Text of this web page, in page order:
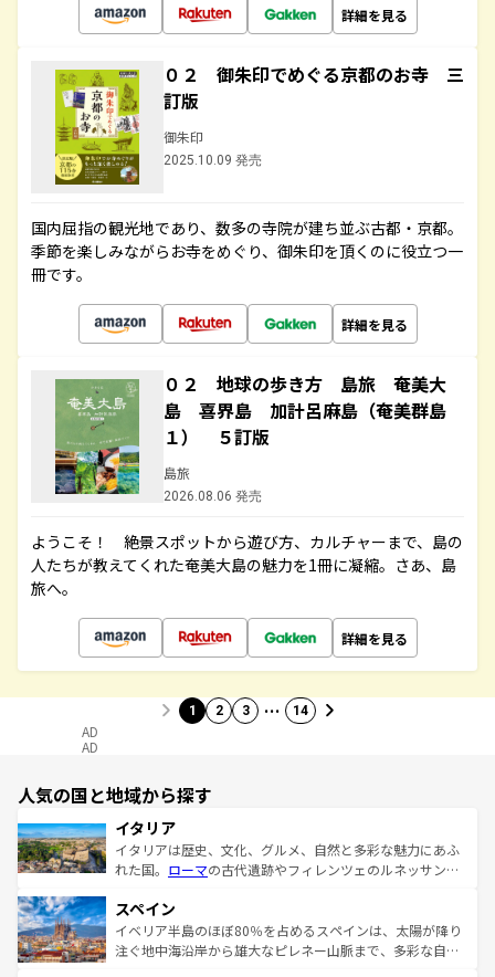
詳細を見る
０２ 御朱印でめぐる京都のお寺 三
訂版
御朱印
2025.10.09 発売
国内屈指の観光地であり、数多の寺院が建ち並ぶ古都・京都。
季節を楽しみながらお寺をめぐり、御朱印を頂くのに役立つ一
冊です。
詳細を見る
０２ 地球の歩き方 島旅 奄美大
島 喜界島 加計呂麻島（奄美群島
１） ５訂版
島旅
2026.08.06 発売
ようこそ！ 絶景スポットから遊び方、カルチャーまで、島の
人たちが教えてくれた奄美大島の魅力を1冊に凝縮。さあ、島
旅へ。
詳細を見る
1 2 3 … 14
AD
AD
人気の国と地域から探す
イタリア
イタリアは歴史、文化、グルメ、自然と多彩な魅力にあふ
れた国。 ローマの古代遺跡やフィレンツェのルネッサンス
ろん、トスカーナの美しい田園風景やアマルフィ海岸の絶
景など、自然景観も見逃せない。観光の合間には、本場の
ピザやパスタなど、絶品のイタリア料理を堪能することも
スペイン
イベリア半島のほぼ80％を占めるスペインは、太陽が降り
注ぐ地中海沿岸から雄大なピレネー山脈まで、多彩な自然